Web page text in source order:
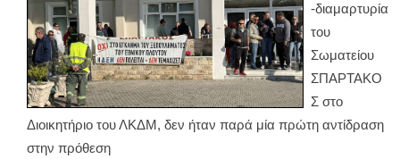
-διαμαρτυρία
του
Σωματείου
ΣΠΑΡΤΑΚΟ
Σ στο
Διοικητήριο του ΛΚΔΜ, δεν ήταν παρά μία πρώτη αντίδραση
στην πρόθεση